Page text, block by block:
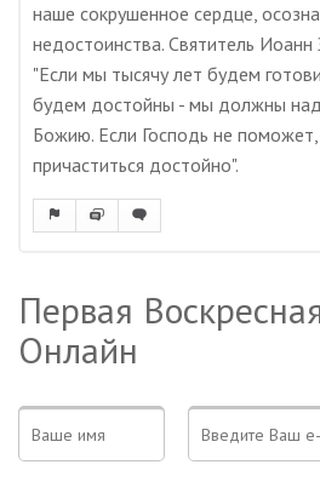
наше сокрушенное сердце,
недостоинства. Святитель Иоанн
"Если мы тысячу лет будем
будем достойны - мы должны
Божию. Если Господь не
причаститься достойно".
Первая
Онлайн